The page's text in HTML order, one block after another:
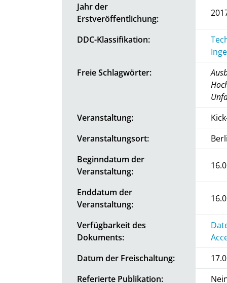
Jahr der
Erstveröffentlichung:
DDC-Klassifikation:
Freie Schlagwörter:
Veranstaltung:
Veranstaltungsort:
Beginndatum der
Veranstaltung:
Enddatum der
Veranstaltung:
Verfügbarkeit des
Dokuments:
Datum der Freischaltung:
Referierte Publikation: